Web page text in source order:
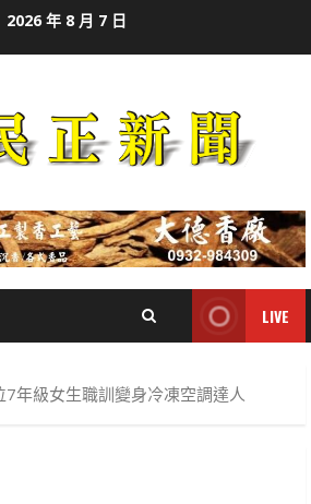
2026 年 8 月 7 日
LIVE
7年級女生職訓變身冷凍空調達人